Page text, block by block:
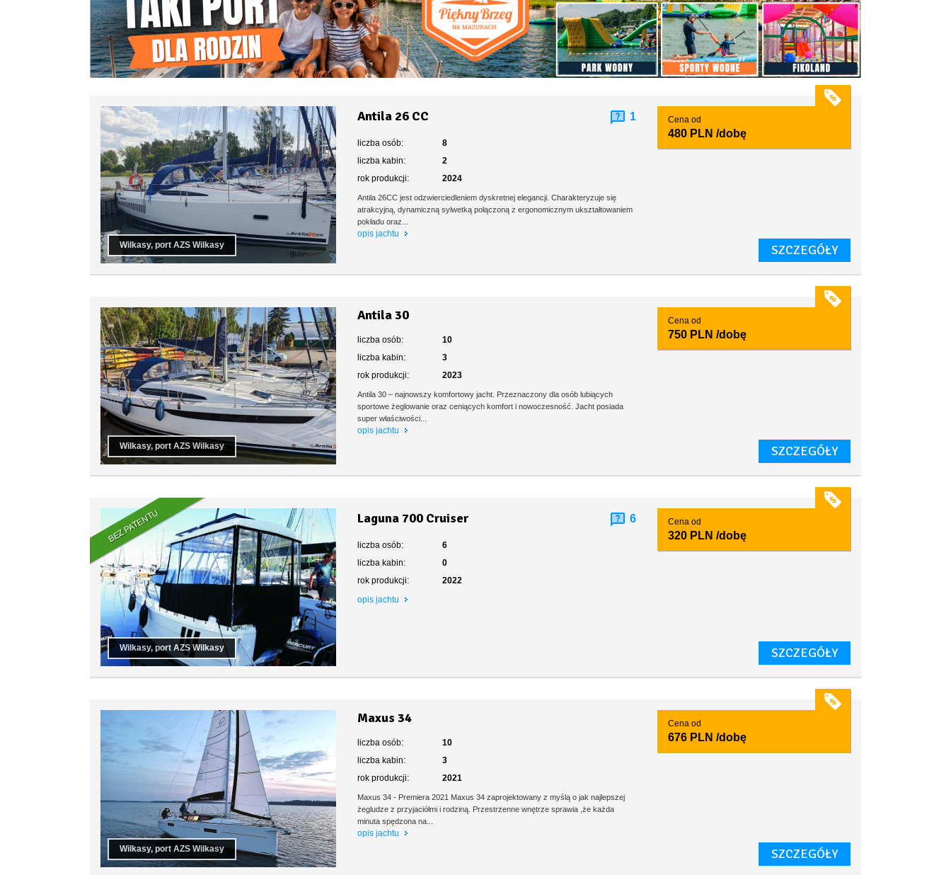
Wilkasy, port AZS Wilkasy
Antila 26 CC 1
liczba osób:
8
liczba kabin:
2
rok produkcji:
2024
Antila 26CC jest odzwierciedleniem dyskretnej elegancji. Charakteryzuje się
atrakcyjną, dynamiczną sylwetką połączoną z ergonomicznym ukształtowaniem
pokładu oraz...
opis jachtu
Cena od
480 PLN /dobę
SZCZEGÓŁY
Wilkasy, port AZS Wilkasy
Antila 30
liczba osób:
10
liczba kabin:
3
rok produkcji:
2023
Antila 30 – najnowszy komfortowy jacht. Przeznaczony dla osób lubiących
sportowe żeglowanie oraz ceniących komfort i nowoczesność. Jacht posiada
super właściwości...
opis jachtu
Cena od
750 PLN /dobę
SZCZEGÓŁY
BEZ PATENTU
Wilkasy, port AZS Wilkasy
Laguna 700 Cruiser 6
liczba osób:
6
liczba kabin:
0
rok produkcji:
2022
opis jachtu
Cena od
320 PLN /dobę
SZCZEGÓŁY
Wilkasy, port AZS Wilkasy
Maxus 34
liczba osób:
10
liczba kabin:
3
rok produkcji:
2021
Maxus 34 - Premiera 2021 Maxus 34 zaprojektowany z myślą o jak najlepszej
żegludze z przyjaciółmi i rodziną. Przestrzenne wnętrze sprawia ,że każda
minuta spędzona na...
opis jachtu
Cena od
676 PLN /dobę
SZCZEGÓŁY